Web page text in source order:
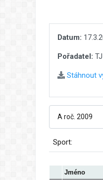
Datum:
Pořadatel:
Stáhnout
Sport:
Jméno